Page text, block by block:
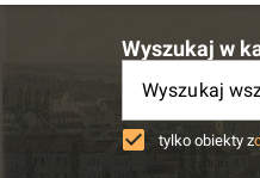
Wyszukaj w
Wyszukaj
tylko obiekty z